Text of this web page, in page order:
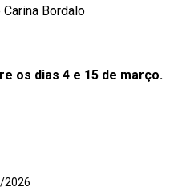
Bordalo
os dias 4 e 15 de março.
2026